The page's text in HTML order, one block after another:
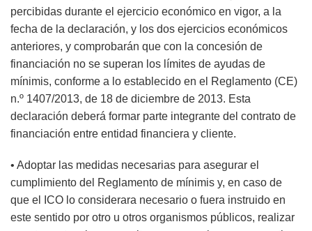
percibidas durante el ejercicio económico en vigor, a la
fecha de la declaración, y los dos ejercicios económicos
anteriores, y comprobarán que con la concesión de
financiación no se superan los límites de ayudas de
mínimis, conforme a lo establecido en el Reglamento (CE)
n.º 1407/2013, de 18 de diciembre de 2013. Esta
declaración deberá formar parte integrante del contrato de
financiación entre entidad financiera y cliente.
• Adoptar las medidas necesarias para asegurar el
cumplimiento del Reglamento de mínimis y, en caso de
que el ICO lo considerara necesario o fuera instruido en
este sentido por otro u otros organismos públicos, realizar